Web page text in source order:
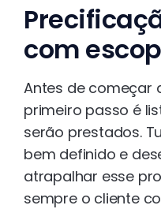
com
Antes de começar
primeiro passo é
serão prestados.
bem definido e
atrapalhar esse
sempre o cliente